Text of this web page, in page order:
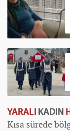
YARALI KADIN
Kısa sürede